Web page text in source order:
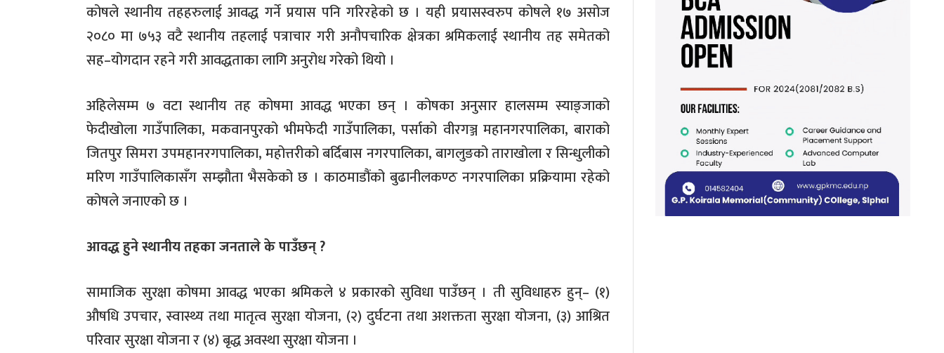
कोषले स्थानीय तहहरुलाई आवद्ध गर्ने प्रयास पनि गरिरहेको छ । यही प्रयासस्वरुप कोषले १७ असोज
२०८० मा ७५३ वटै स्थानीय तहलाई पत्राचार गरी अनौपचारिक क्षेत्रका श्रमिकलाई स्थानीय तह समेतको
सह–योगदान रहने गरी आवद्धताका लागि अनुरोध गरेको थियो ।
अहिलेसम्म ७ वटा स्थानीय तह कोषमा आवद्ध भएका छन् । कोषका अनुसार हालसम्म स्याङ्जाको
फेदीखोला गाउँपालिका, मकवानपुरको भीमफेदी गाउँपालिका,पर्साको वीरगञ्ज महानगरपालिका, बाराको
जितपुर सिमरा उपमहानरगपालिका,महोत्तरीको बर्दिबास नगरपालिका,बागलुङको ताराखोला र सिन्धुलीको
मरिण गाउँपालिकासँग सम्झौता भैसकेको छ । काठमाडौंको बुढानीलकण्ठ नगरपालिका प्रक्रियामा रहेको
कोषले जनाएको छ ।
आवद्धहुनेस्थानीयतहकाजनतालेकेपाउँछन्?
सामाजिक सुरक्षा कोषमा आवद्ध भएका श्रमिकले ४ प्रकारको सुविधा पाउँछन् । ती सुविधाहरु हुन्– (१)
औषधि उपचार, स्वास्थ्य तथा मातृत्व सुरक्षा योजना, (२) दुर्घटना तथा अशक्तता सुरक्षा योजना, (३) आश्रित
परिवार सुरक्षा योजना र(४)बृद्ध अवस्था सुरक्षा योजना ।